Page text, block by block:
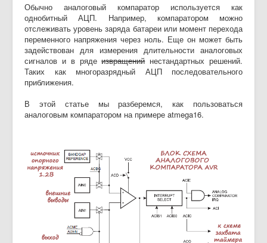
Обычно аналоговый компаратор используется как
однобитный АЦП. Например, компаратором можно
отслеживать уровень заряда батареи или момент перехода
переменного напряжения через ноль. Еще он может быть
задействован для измерения длительности аналоговых
сигналов и в рядеизвращенийнестандартных решений.
Таких как многоразрядный АЦП последовательного
приближения.
В этой статье мы разберемся, как пользоваться
аналоговым компаратором на примере atmega16.